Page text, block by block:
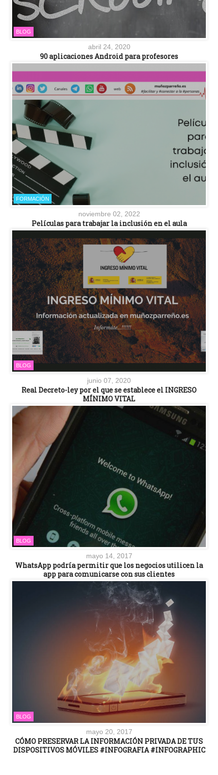
BLOG
abril 24, 2020
90 aplicaciones Android para profesores
FORMACIÓN
noviembre 02, 2022
Películas para trabajar la inclusión en el aula
BLOG
junio 07, 2020
Real Decreto-ley por el que se establece el INGRESO
MÍNIMO VITAL
BLOG
mayo 14, 2017
WhatsApp podría permitir que los negocios utilicen la
app para comunicarse con sus clientes
BLOG
mayo 20, 2017
CÓMO PRESERVAR LA INFORMACIÓN PRIVADA DE TUS
DISPOSITIVOS MÓVILES #INFOGRAFIA #INFOGRAPHIC